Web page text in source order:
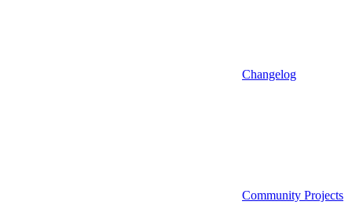
Changelog
Community Projects